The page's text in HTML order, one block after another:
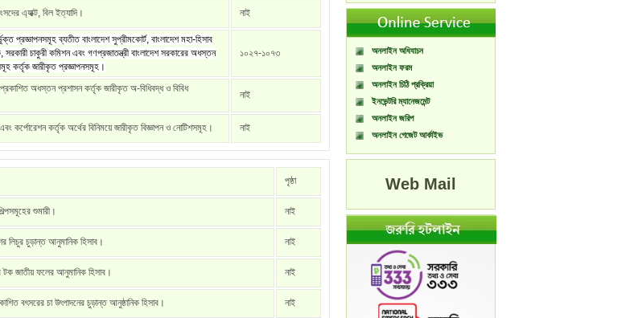
এ্যাক্ট, বিল ইত্যাদি। নাই
প্রজ্ঞাপনসমূহ ব্যতীত বাংলাদেশ সুপ্রীমকোর্ট, বাংলাদেশ মহা-হিসাব
সরকারী চাকুরী কমিশন এবং গণপ্রজাতন্ত্রী বাংলাদেশ সরকারের অধস্তন
কর্তৃক জারীকৃত প্রজ্ঞাপনসমূহ।
১০২৭-১০৭৩
অধস্তন প্রশাসন কর্তৃক জারীকৃত অ-বিধিবদ্ধ ও বিবিধ
নাই
কর্পোরেশন কর্তৃক অর্থের বিনিময়ে জারীকৃত বিজ্ঞাপন ও নোটিশসমূহ। নাই
পৃষ্ঠা
শুমারী। নাই
লিচুর চুড়ান্ত আনুমানিক হিসাব। নাই
টক জাতীয় ফলের আনুমানিক হিসাব। নাই
বৎসরের চা উৎপাদনের চুড়ান্ত আনুষ্ঠানিক হিসাব। নাই
অনলাইন অধিযাচন
অনলাইন ফরম
অনলাইন চিঠি প্রক্রিয়া
ইনভেন্টরি ম্যানেজমেন্ট
অনলাইন জরিপ
অনলাইন গেজেট আর্কাইভ
Web Mail